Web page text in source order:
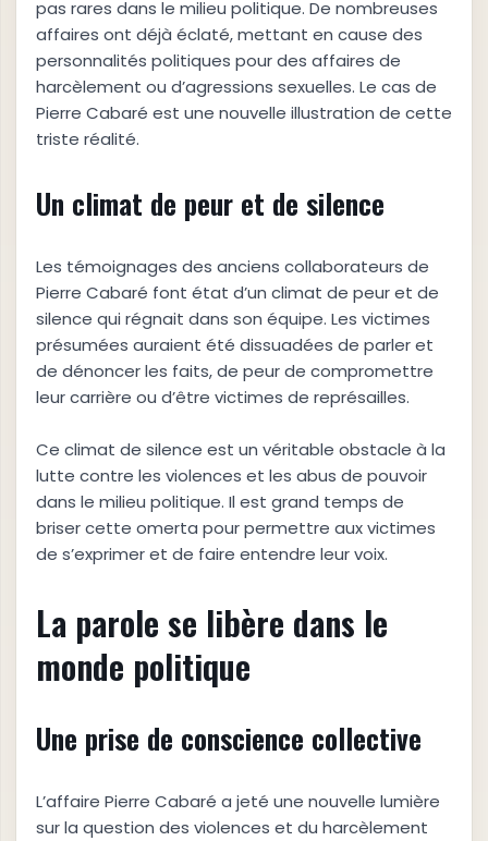
pas rares dans le milieu politique. De nombreuses
affaires ont déjà éclaté, mettant en cause des
personnalités politiques pour des affaires de
harcèlement ou d’agressions sexuelles. Le cas de
Pierre Cabaré est une nouvelle illustration de cette
triste réalité.
Un climat de peur et de silence
Les témoignages des anciens collaborateurs de
Pierre Cabaré font état d’un climat de peur et de
silence qui régnait dans son équipe. Les victimes
présumées auraient été dissuadées de parler et
de dénoncer les faits, de peur de compromettre
leur carrière ou d’être victimes de représailles.
Ce climat de silence est un véritable obstacle à la
lutte contre les violences et les abus de pouvoir
dans le milieu politique. Il est grand temps de
briser cette omerta pour permettre aux victimes
de s’exprimer et de faire entendre leur voix.
La parole se libère dans le
monde politique
Une prise de conscience collective
L’affaire Pierre Cabaré a jeté une nouvelle lumière
sur la question des violences et du harcèlement